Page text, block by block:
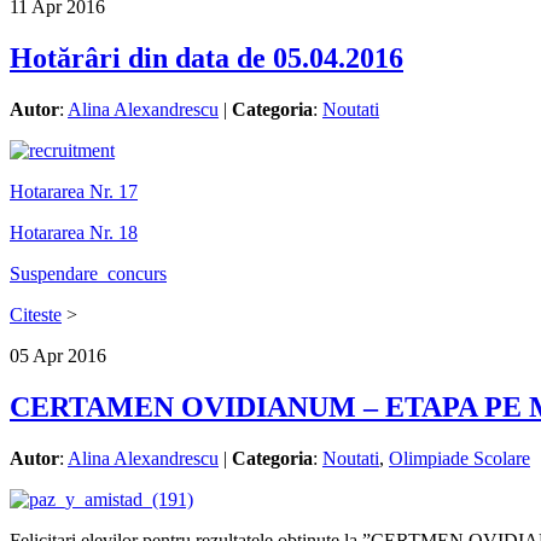
11 Apr 2016
Hotărâri din data de 05.04.2016
Autor: Alina Alexandrescu | Categoria: Noutati
Hotararea Nr. 17
Hotararea Nr. 18
Suspendare_concurs
Citeste >
05 Apr 2016
CERTAMEN OVIDIANUM – ETAPA PE
Autor: Alina Alexandrescu | Categoria: Noutati, Olimpiade Scolare